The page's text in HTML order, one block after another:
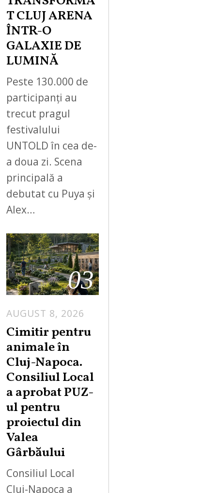
T CLUJ ARENA
ÎNTR-O
GALAXIE DE
LUMINĂ
Peste 130.000 de
participanți au
trecut pragul
festivalului
UNTOLD în cea de-
a doua zi. Scena
principală a
debutat cu Puya și
Alex…
03
AUGUST 8, 2026
Cimitir pentru
animale în
Cluj-Napoca.
Consiliul Local
a aprobat PUZ-
ul pentru
proiectul din
Valea
Gârbăului
Consiliul Local
Cluj-Napoca a